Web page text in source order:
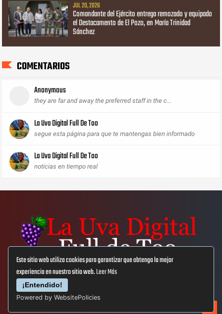
Este sitio web utiliza cookies para garantizar que obtenga la mejor
experiencia en nuestro sitio web.Leer Más
¡Entendido!
Powered by WebsitePolicies
JUL 20, 2026
Comandante del Ejército entrega remozado y equipado
el Destacamento de El Pozo, en María Trinidad
Sánchez
COMENTARIOS
Anonymous
they are far and away the preferred staff in the c...
La Uva Digital Full De Too
segue esta página para que te mantengas bien informado
La Uva Digital Full De Too
noticias en tiempo real
Aviso Lega Privacidad
© Copyright 2019